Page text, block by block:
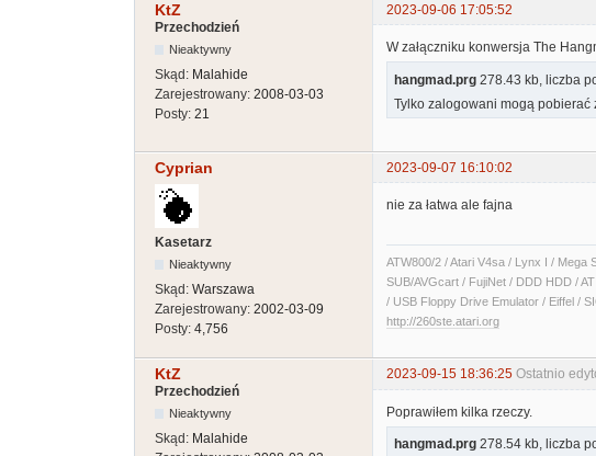
KtZ
2023-09-06 17:05:52
Przechodzień
Nieaktywny
Skąd: Malahide
Zarejestrowany: 2008-03-03
Posty: 21
W załączniku konwersja The
hangmad.prg 278.43 kb, liczba
Tylko zalogowani mogą pobierać
Cyprian 2023-09-07 16:10:02
Kasetarz
Nieaktywny
Skąd: Warszawa
Zarejestrowany: 2002-03-09
Posty: 4,756
nie za łatwa ale fajna
ATW800/2 / Atari V4sa / Lynx I / Mega
SUB/AVGcart / FujiNet / DDD HDD /
/ USB Floppy Drive Emulator / Eiffel /
http://260ste.atari.org
KtZ 2023-09-15 18:36:25 Ostatnio
Przechodzień
Nieaktywny
Skąd: Malahide
Poprawiłem kilka rzeczy.
hangmad.prg 278.54 kb, liczba